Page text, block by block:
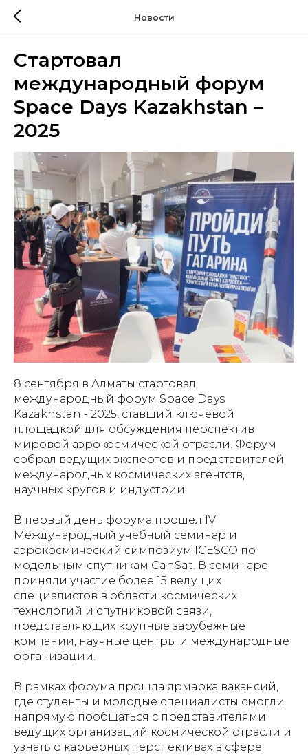
Новости
Стартовал
международный форум
Space Days Kazakhstan –
2025
8 сентября в Алматы стартовал
международный форум Space Days
Kazakhstan - 2025, ставший ключевой
площадкой для обсуждения перспектив
мировой аэрокосмической отрасли. Форум
собрал ведущих экспертов и представителей
международных космических агентств,
научных кругов и индустрии.
В первый день форума прошел IV
Международный учебный семинар и
аэрокосмический симпозиум ICESCO по
модельным спутникам CanSat. В семинаре
приняли участие более 15 ведущих
специалистов в области космических
технологий и спутниковой связи,
представляющих крупные зарубежные
компании, научные центры и международные
организации.
В рамках форума прошла ярмарка вакансий,
где студенты и молодые специалисты смогли
напрямую пообщаться с представителями
ведущих организаций космической отрасли и
узнать о карьерных перспективах в сфере